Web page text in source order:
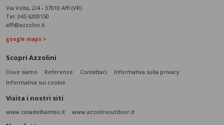
Via Volta, 2/4 - 37010 Affi (VR)
Tel: 045 6200150
affi@azzolini.it
google maps >
Scopri Azzolini
Dove siamo Referenze Contattaci
Informativa sulla privacy
Informativa sui cookie
Visita i nostri siti
www.casadelbambu.it www.azzolinioutdoor.it